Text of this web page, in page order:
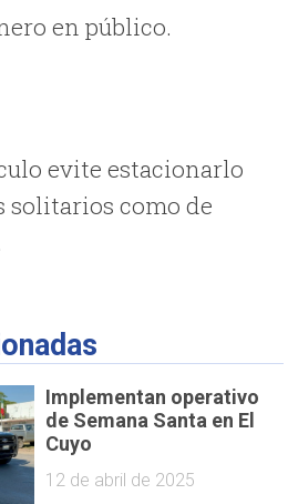
en público.
evite estacionarlo
solitarios como de
Implementan operativo
de Semana Santa en El
Cuyo
12 de abril de 2025